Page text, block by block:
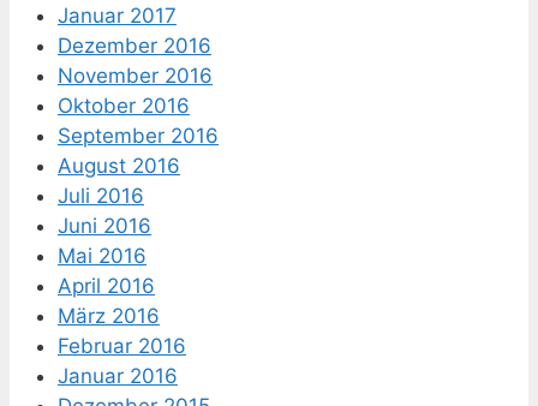
Januar 2017
Dezember 2016
November 2016
Oktober 2016
September 2016
August 2016
Juli 2016
Juni 2016
Mai 2016
April 2016
März 2016
Februar 2016
Januar 2016